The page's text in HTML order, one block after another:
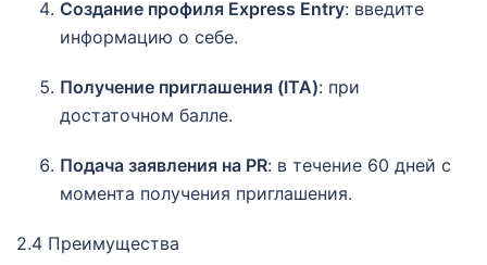
Создание профиля Express Entry: введите
информацию о себе.
Получение приглашения (ITA): при
достаточном балле.
Подача заявления на PR: в течение 60 дней с
момента получения приглашения.
2.4 Преимущества